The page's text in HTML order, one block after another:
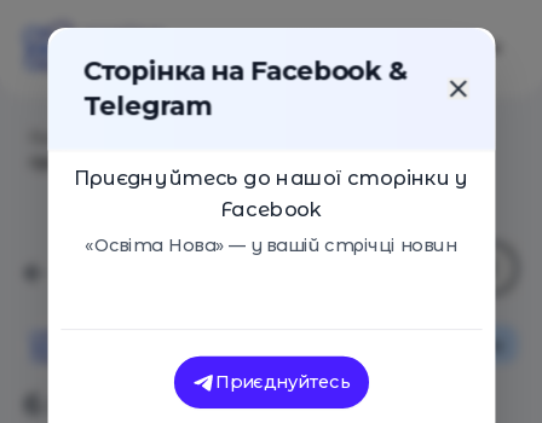
6 простейших опытов для
Сторінка на Facebook &
Telegram
Приєднуйтесь до нашої сторінки у
Facebook
«Освіта Нова» — у вашій стрічці новин
Приєднуйтесь